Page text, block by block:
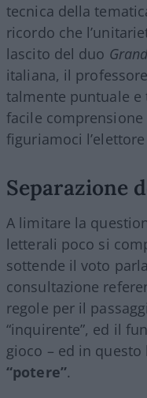
tecnica della
ricordo che
lascito del duo
italiana, il
talmente puntuale e
facile
figuriamoci
Separazione
A limitare la
letterali poco si
sottende il voto
consultazione
regole per il
“inquirente”, ed il
gioco – ed in questo
“potere”.